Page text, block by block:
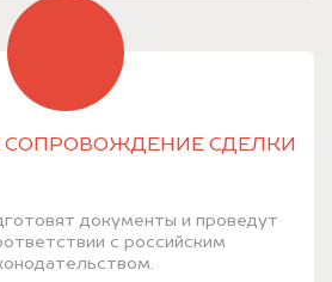
СДЕЛКИ
документы и проведут
с российским